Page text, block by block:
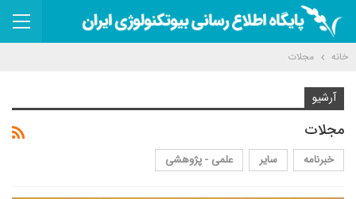
خانه مجلات
آرشیو
مجلات
خبرنامه سایر علمی - پژوهشی